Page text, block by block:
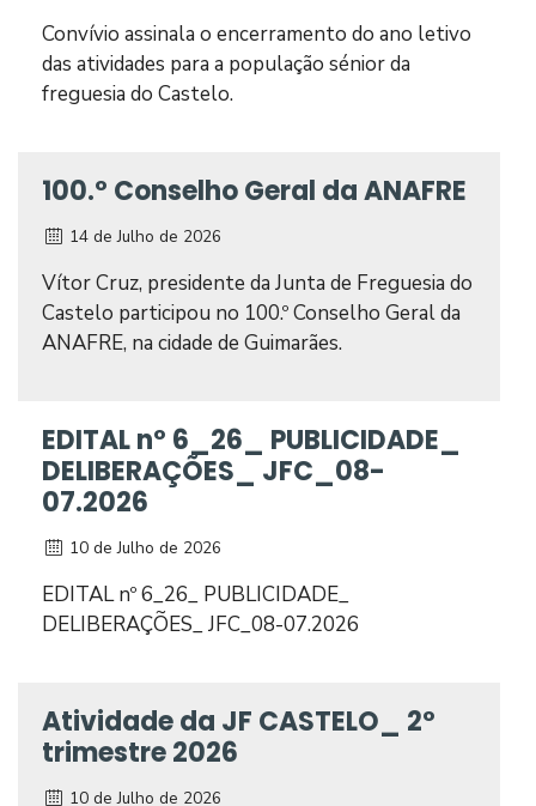
Convívio assinala o encerramento do ano letivo
das atividades para a população sénior da
freguesia do Castelo.
100.º Conselho Geral da ANAFRE
14 de Julho de 2026
Vítor Cruz, presidente da Junta de Freguesia do
Castelo participou no 100.º Conselho Geral da
ANAFRE, na cidade de Guimarães.
EDITAL nº 6_26_ PUBLICIDADE_
DELIBERAÇÕES_ JFC_08-
07.2026
10 de Julho de 2026
EDITAL nº 6_26_ PUBLICIDADE_
DELIBERAÇÕES_ JFC_08-07.2026
Atividade da JF CASTELO_ 2º
trimestre 2026
10 de Julho de 2026